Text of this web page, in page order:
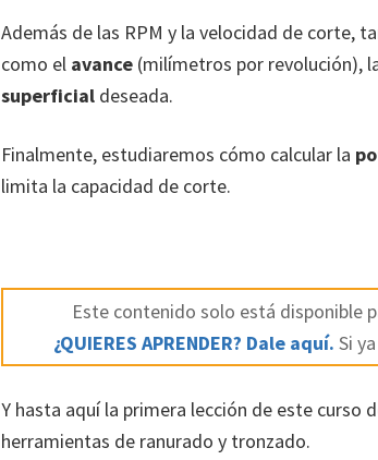
Además de las RPM y la velocidad de corte,
como el avance(milímetros por revolución),
superficialdeseada.
Finalmente, estudiaremos cómo calcular la
limita la capacidad de corte.
Este contenido solo está disponible
¿QUIERES APRENDER? Dale aquí. Si
Y hasta aquí la primera lección de este curso
herramientas de ranurado y tronzado.